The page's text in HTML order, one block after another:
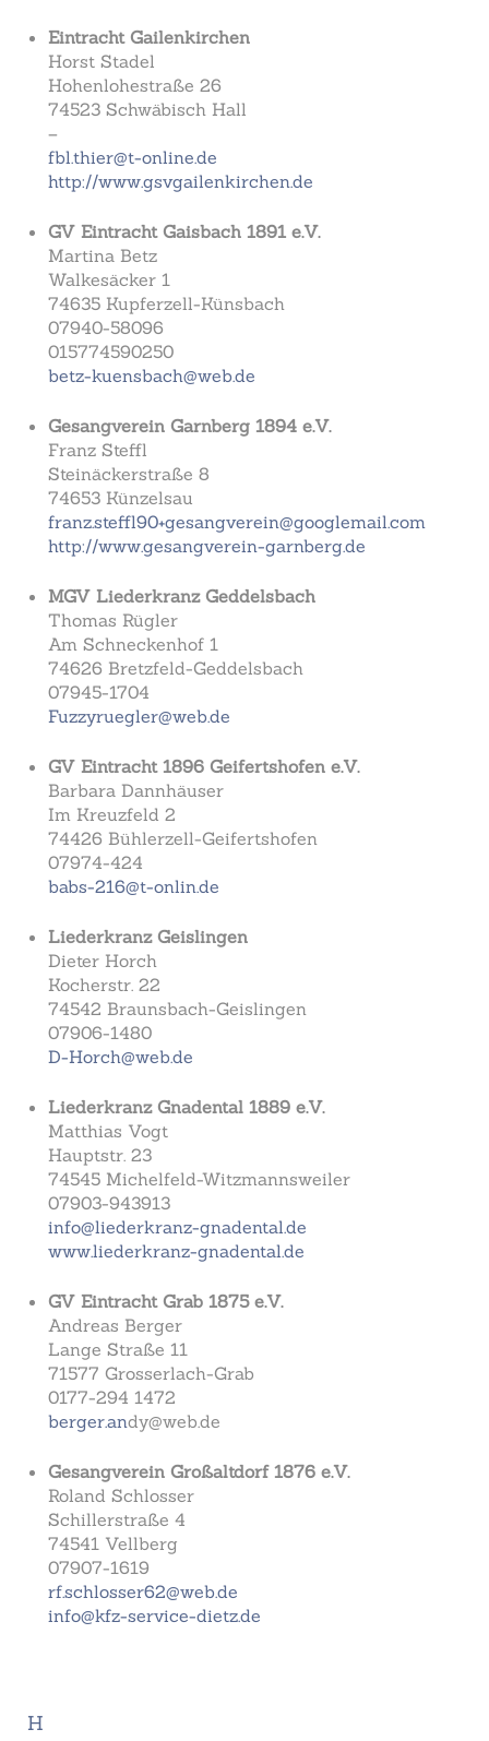
Eintracht Gailenkirchen
Horst Stadel
Hohenlohestraße 26
74523 Schwäbisch Hall
–
fbl.thier@t-online.de
http://www.gsvgailenkirchen.de
GV Eintracht Gaisbach 1891 e.V.
Martina Betz
Walkesäcker 1
74635 Kupferzell-Künsbach
07940-58096
015774590250
betz-kuensbach@web.de
Gesangverein Garnberg 1894 e.V.
Franz Steffl
Steinäckerstraße 8
74653 Künzelsau
franz.steffl90+gesangverein@googlemail.com
http://www.gesangverein-garnberg.de
MGV Liederkranz Geddelsbach
Thomas Rügler
Am Schneckenhof 1
74626 Bretzfeld-Geddelsbach
07945-1704
Fuzzyruegler@web.de
GV Eintracht 1896 Geifertshofen e.V.
Barbara Dannhäuser
Im Kreuzfeld 2
74426 Bühlerzell-Geifertshofen
07974-424
babs-216@t-onlin.de
Liederkranz Geislingen
Dieter Horch
Kocherstr. 22
74542 Braunsbach-Geislingen
07906-1480
D-Horch@web.de
Liederkranz Gnadental 1889 e.V.
Matthias Vogt
Hauptstr. 23
74545 Michelfeld-Witzmannsweiler
07903-943913
info@liederkranz-gnadental.de
www.liederkranz-gnadental.de
GV Eintracht Grab 1875 e.V.
Andreas Berger
Lange Straße 11
71577 Grosserlach-Grab
0177-294 1472
berger.andy@web.de
Gesangverein Großaltdorf 1876 e.V.
Roland Schlosser
Schillerstraße 4
74541 Vellberg
07907-1619
rf.schlosser62@web.de
info@kfz-service-dietz.de
H